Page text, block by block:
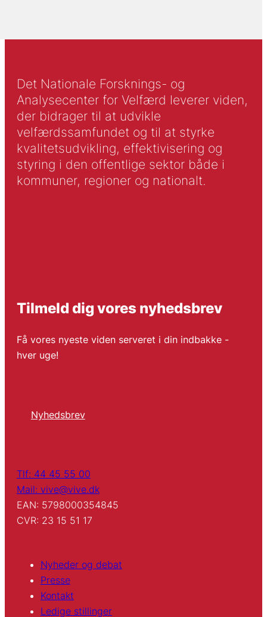
Det Nationale Forsknings- og
Analysecenter for Velfærd leverer viden,
der bidrager til at udvikle
velfærdssamfundet og til at styrke
kvalitetsudvikling, effektivisering og
styring i den offentlige sektor både i
kommuner, regioner og nationalt.
Tilmeld dig vores nyhedsbrev
Få vores nyeste viden serveret i din indbakke -
hver uge!
Nyhedsbrev
Tlf: 44 45 55 00
Mail: vive@vive.dk
EAN: 5798000354845
CVR: 23 15 51 17
Nyheder og debat
Presse
Kontakt
Ledige stillinger